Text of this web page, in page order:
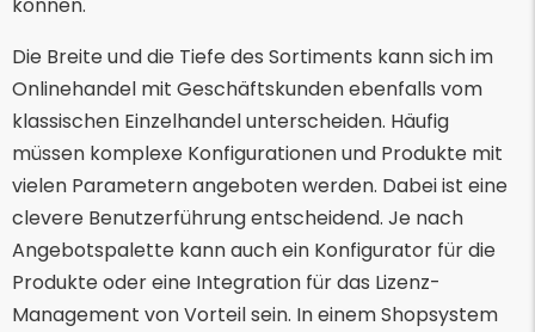
können.
Die Breite und die Tiefe des Sortiments kann sich im
Onlinehandel mit Geschäftskunden ebenfalls vom
klassischen Einzelhandel unterscheiden. Häufig
müssen komplexe Konfigurationen und Produkte mit
vielen Parametern angeboten werden. Dabei ist eine
clevere Benutzerführung entscheidend. Je nach
Angebotspalette kann auch ein Konfigurator für die
Produkte oder eine Integration für das Lizenz-
Management von Vorteil sein. In einem Shopsystem